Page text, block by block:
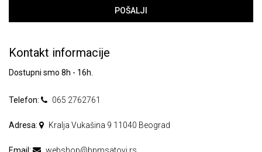
POŠALJI
Kontakt informacije
Dostupni smo 8h - 16h.
Telefon: 065 2762761
Adresa: Kralja Vukašina 9 11040 Beograd